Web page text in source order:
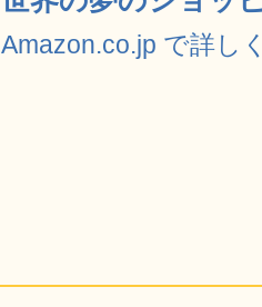
Amazon.co.jp で詳し